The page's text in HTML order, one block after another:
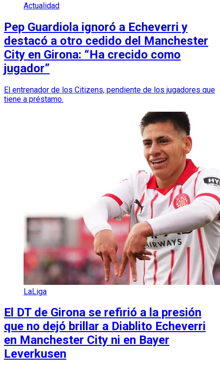
Actualidad
Pep Guardiola ignoró a Echeverri y
destacó a otro cedido del Manchester
City en Girona: “Ha crecido como
jugador”
El entrenador de los Citizens, pendiente de los jugadores que
tiene a préstamo.
LaLiga
El DT de Girona se refirió a la presión
que no dejó brillar a Diablito Echeverri
en Manchester City ni en Bayer
Leverkusen